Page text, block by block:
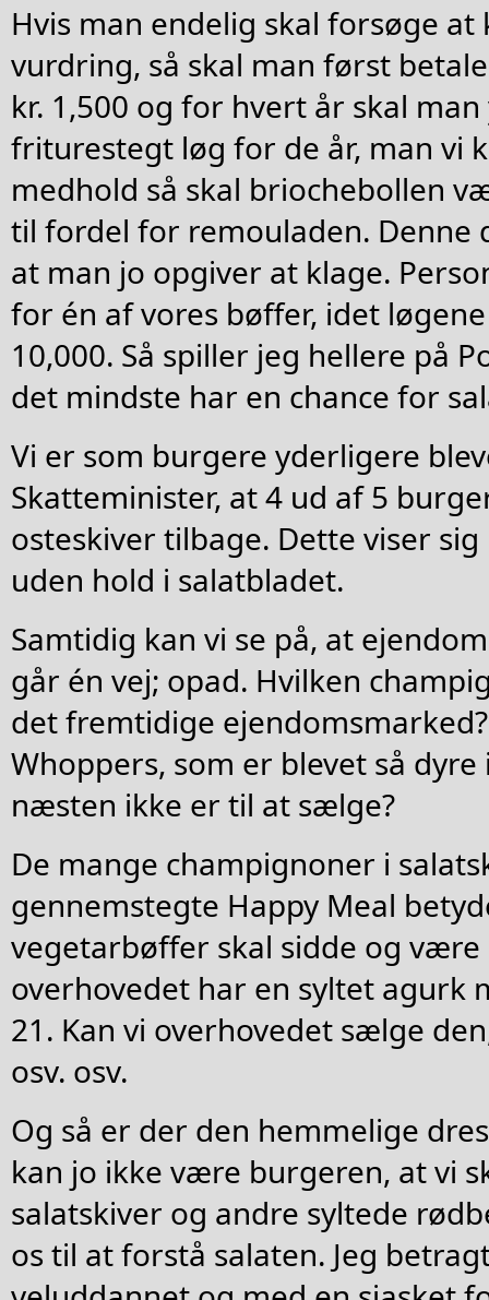
Hvis man endelig skal forsøge at
vurdring, så skal man først
kr. 1,500 og for hvert år skal
friturestegt løg for de år, man vi
medhold så skal briochebollen
til fordel for remouladen. Denne
at man jo opgiver at klage.
for én af vores bøffer, idet
10,000. Så spiller jeg hellere på
det mindste har en chance for
Vi er som burgere yderligere
Skatteminister, at 4 ud af 5
osteskiver tilbage. Dette viser
uden hold i salatbladet.
Samtidig kan vi se på, at
går én vej; opad. Hvilken
det fremtidige
Whoppers, som er blevet så
næsten ikke er til at sælge?
De mange champignoner i
gennemstegte Happy Meal
vegetarbøffer skal sidde og være
overhovedet har en syltet agurk
21. Kan vi overhovedet sælge
osv. osv.
Og så er der den hemmelige
kan jo ikke være burgeren, at vi
salatskiver og andre syltede
os til at forstå salaten. Jeg